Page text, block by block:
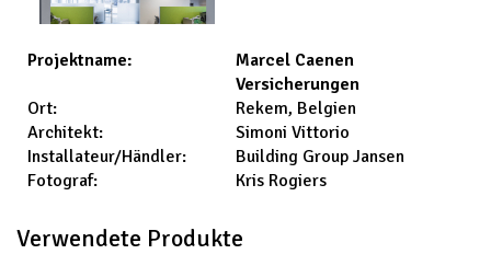
Projektname:
Marcel Caenen
Versicherungen
Ort:
Rekem, Belgien
Architekt:
Simoni Vittorio
Installateur/Händler:
Building Group Jansen
Fotograf:
Kris Rogiers
Verwendete Produkte